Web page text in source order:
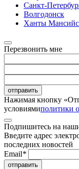
Санкт-
Волгодонск
Ханты
Перезвонить мне
отправить
Нажимая кнопку
условиямиполитики
Подпишитесь на
Введите адрес
последних новостей
Email*
отправить